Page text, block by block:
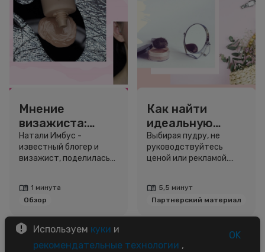
Мнение
визажиста:
устойчивый
тональный крем
Art-Visage
Натали Имбус -
известный блогер и
визажист, поделилась
устойчивого тонального
крема Art-Visage.
1 минута
Обзор
Как найти
идеальную
пудру
Выбирая пудру, не
руководствуйтесь
ценой или рекламой.
и особенности кожи.
5,5 минут
Партнерский материал
Используем куки и
рекомендательные технологии ,
OK